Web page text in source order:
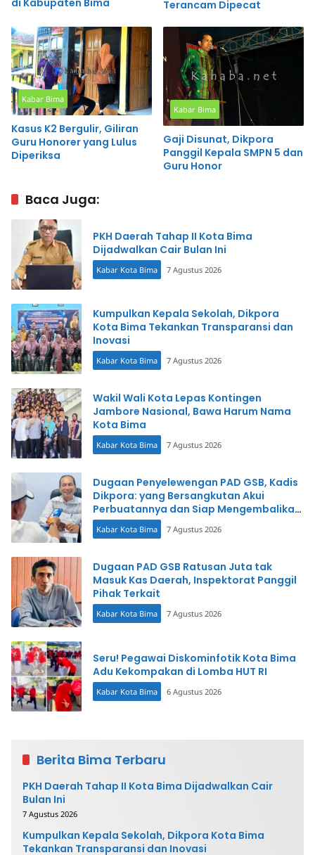
di Kabupaten Bima Terancam Dipecat
Kabar Bima
Kasus K2 Bergulir, Giliran
Guru Honorer yang Lulus
Diperiksa
Kabar Bima
Gaji Disunat, Dikpora
Panggil Kepala SMPN 5 dan
Guru Honor
Baca Juga:
PKH Daerah Tahap II Kota Bima
Dijadwalkan Cair Bulan Ini
Kabar Kota Bima 7 Agustus 2026
Kumpulkan Kepala Sekolah, Dikpora
Kota Bima Tekankan Transparansi dan
Inovasi
Kabar Kota Bima 7 Agustus 2026
Wakil Wali Kota Lepas Kontingen
Jambore Nasional, Bawa Harum Nama
Kota Bima
Kabar Kota Bima 7 Agustus 2026
Dugaan Penyelewengan PAD GSB, Kadis
Dikpora: yang Bersangkutan Akui
Perbuatannya dan Siap Mengembalikan
Uang
Kabar Kota Bima 7 Agustus 2026
Dugaan PAD GSB Ratusan Juta tak
Masuk Kas Daerah, Inspektorat Panggil
Pihak Terkait
Kabar Kota Bima 7 Agustus 2026
Seru! Pegawai Diskominfotik Kota Bima
Adu Kekompakan di Lomba HUT RI
Kabar Kota Bima 6 Agustus 2026
Berita Bima Terbaru
PKH Daerah Tahap II Kota Bima Dijadwalkan Cair
Bulan Ini
7 Agustus 2026
Kumpulkan Kepala Sekolah, Dikpora Kota Bima
Tekankan Transparansi dan Inovasi